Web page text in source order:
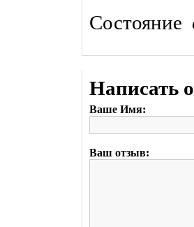
Состояние
Написать
Ваше Имя:
Ваш отзыв: